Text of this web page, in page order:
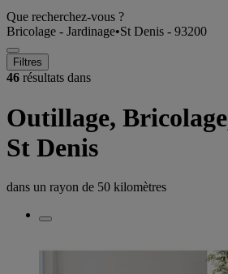
Que recherchez-vous ?
Bricolage - Jardinage•St Denis - 93200
Filtres
46 résultats dans
Outillage,
St Denis
dans un rayon de 50 kilomètres